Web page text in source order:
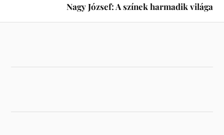
Nagy József: A színek harmadik világa